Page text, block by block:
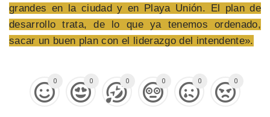
grandes en la ciudad y en Playa Unión. El plan de
desarrollo trata, de lo que ya tenemos ordenado,
sacar un buen plan con el liderazgo del intendente».
0 0 0 0 0 0